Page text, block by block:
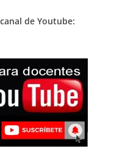
de Youtube: